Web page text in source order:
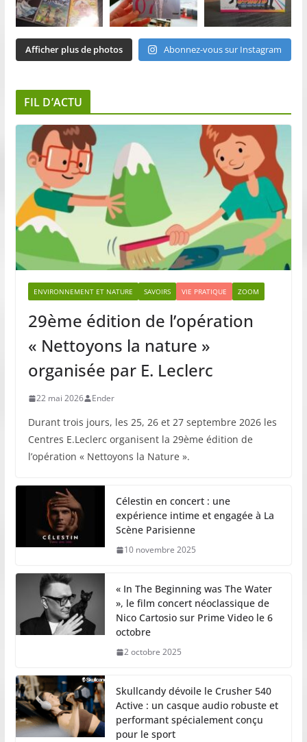
Afficher plus de photos Abonnez-vous sur Instagram
FIL D’ACTU
ENVIRONNEMENT ET NATURE SAVOIRS VIE PRATIQUE ZOOM
29ème édition de l’opération
« Nettoyons la nature »
organisée par E. Leclerc
22 mai 2026 Ender
Durant trois jours, les 25, 26 et 27 septembre 2026 les
Centres E.Leclerc organisent la 29ème édition de
l’opération « Nettoyons la Nature ».
Célestin en concert : une
expérience intime et engagée à La
Scène Parisienne
10 novembre 2025
« In The Beginning was The Water
», le film concert néoclassique de
Nico Cartosio sur Prime Video le 6
octobre
2 octobre 2025
Skullcandy dévoile le Crusher 540
Active : un casque audio robuste et
performant spécialement conçu
pour le sport